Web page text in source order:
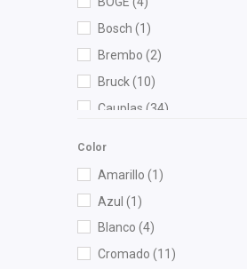
Bosch (1)
Brembo (2)
Bruck(10)
Cauplas (34)
Color
Amarillo (1)
Azul (1)
Blanco (4)
Cromado (11)